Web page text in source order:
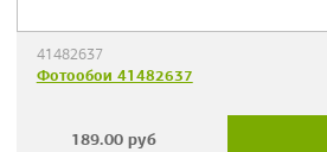
41482637
Фотообои 41482637
189.00 руб